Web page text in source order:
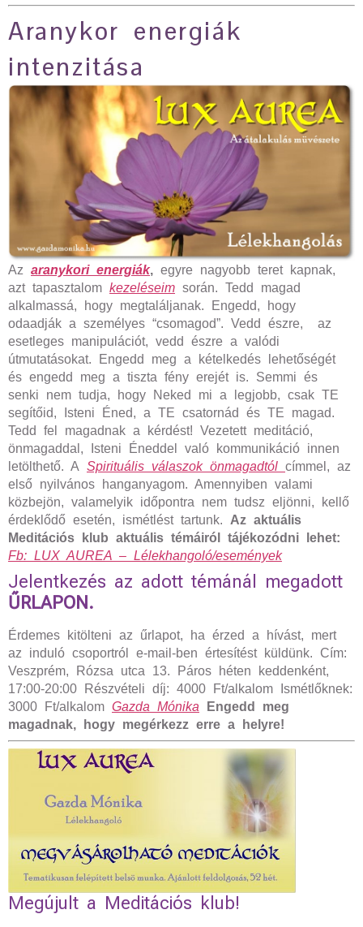
Aranykor energiák
intenzitása
Az aranykori energiák, egyre nagyobb teret kapnak,
azt tapasztalom kezeléseim során. Tedd magad
alkalmassá, hogy megtaláljanak. Engedd, hogy
odaadják a személyes “csomagod”. Vedd észre, az
esetleges manipulációt, vedd észre a valódi
útmutatásokat. Engedd meg a kételkedés lehetőségét
és engedd meg a tiszta fény erejét is. Semmi és
senki nem tudja, hogy Neked mi a legjobb, csak TE
segítőid, Isteni Éned, a TE csatornád és TE magad.
Tedd fel magadnak a kérdést! Vezetett meditáció,
önmagaddal, Isteni Éneddel való kommunikáció innen
letölthető. A Spirituális válaszok önmagadtól címmel, az
első nyilvános hanganyagom. Amennyiben valami
közbejön, valamelyik időpontra nem tudsz eljönni, kellő
érdeklődő esetén, ismétlést tartunk. Az aktuális
Meditációs klub aktuális témáiról tájékozódni lehet:
Fb: LUX AUREA – Lélekhangoló/események
Jelentkezés az adott témánál megadott
ŰRLAPON.
Érdemes kitölteni az űrlapot, ha érzed a hívást, mert
az induló csoportról e-mail-ben értesítést küldünk. Cím:
Veszprém, Rózsa utca 13. Páros héten keddenként,
17:00-20:00 Részvételi díj: 4000 Ft/alkalom Ismétlőknek:
3000 Ft/alkalom Gazda Mónika
Engedd meg
magadnak, hogy megérkezz erre a helyre!
Megújult a Meditációs klub!